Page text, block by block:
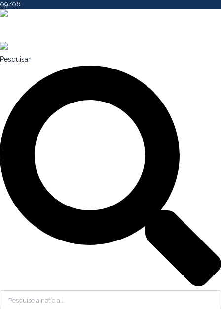
09/06
Pesquisar